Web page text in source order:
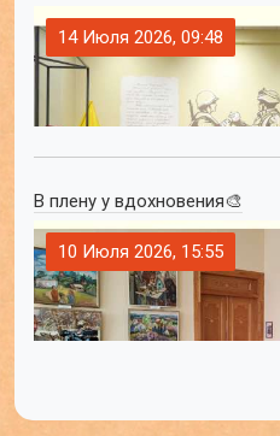
14 Июля 2026, 09:48
В плену у вдохновения🎨
10 Июля 2026, 15:55